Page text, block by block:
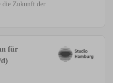
die Zukunft der
für